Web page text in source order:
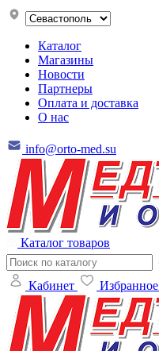
Каталог
Магазины
Новости
Партнеры
Оплата и доставка
О нас
info@orto-med.su
Каталог товаров
Кабинет Избранное